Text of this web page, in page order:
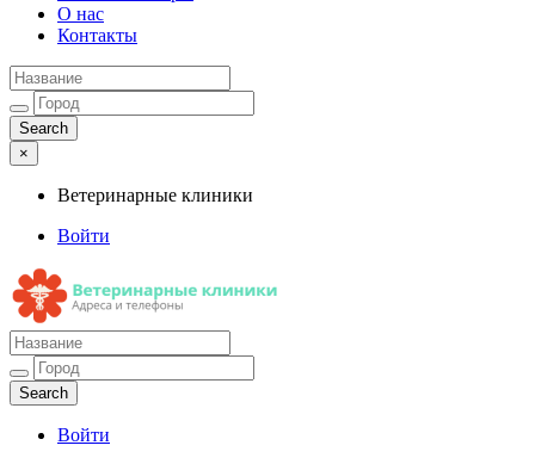
О нас
Контакты
×
Ветеринарные клиники
Войти
Ветеринарные клиники
Адреса и телефоны
Войти